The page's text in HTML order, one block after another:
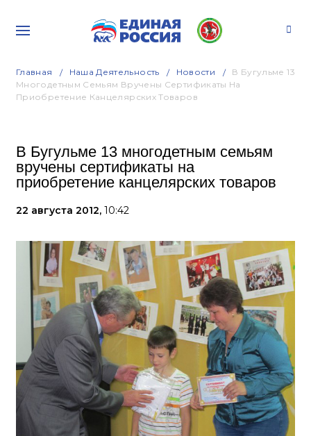
Главная Наша Деятельность Новости
В Бугульме 13
Многодетным Семьям Вручены Сертификаты На
Приобретение Канцелярских Товаров
В Бугульме 13 многодетным семьям
вручены сертификаты на
приобретение канцелярских товаров
22 августа 2012, 10:42